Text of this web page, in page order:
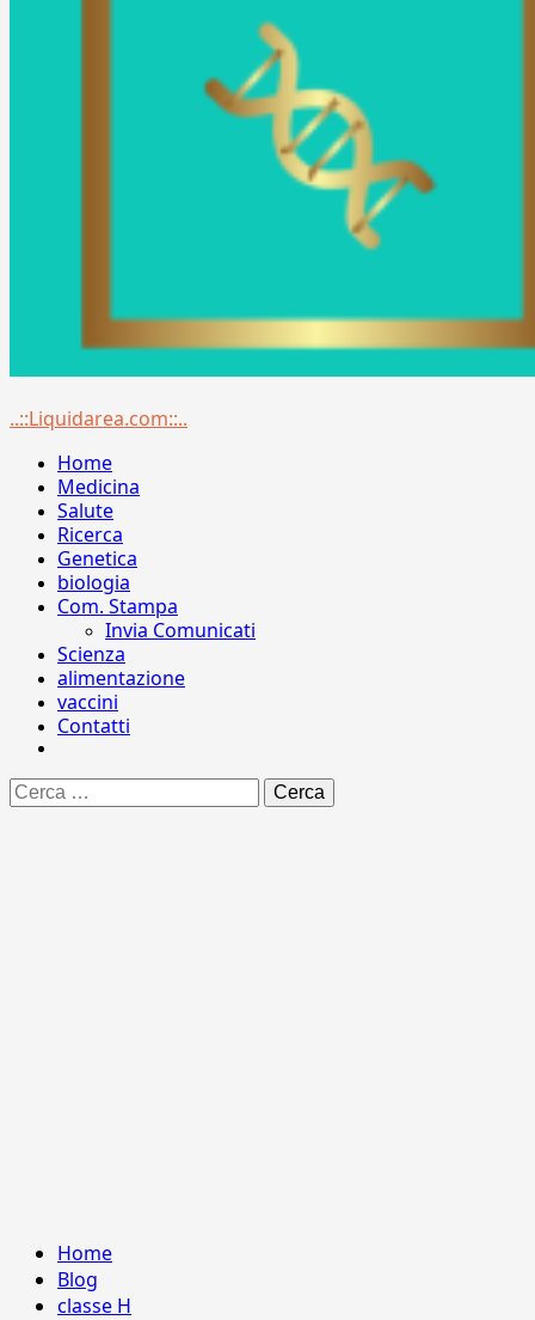
Menu
..::Liquidarea.com::..
Home
Medicina
Salute
Ricerca
Genetica
biologia
Com. Stampa
Invia Comunicati
Scienza
alimentazione
vaccini
Contatti
Ricerca
per:
Home
Blog
classe H